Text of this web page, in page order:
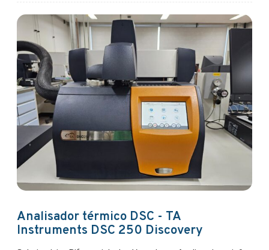
Analisador térmico DSC - TA
Instruments DSC 250 Discovery